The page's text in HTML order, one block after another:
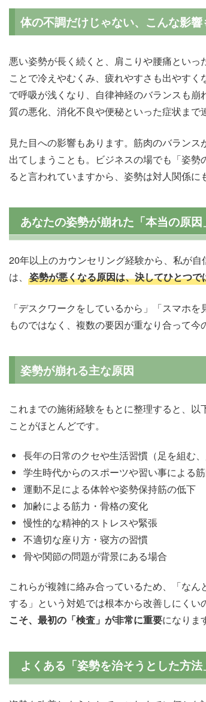
体の不調だけじゃない、こんな影響
悪い姿勢が長く続くと、肩こりや腰痛とい
ことで冷えやむくみ、疲れやすさも出やす
で呼吸が浅くなり、自律神経のバランスも
質の悪化、消化不良や便秘といった症状まで
見た目への影響もあります。筋肉のバラン
出てしまうことも。ビジネスの場でも「姿
ると言われていますから、姿勢は対人関係に
あなたの姿勢が崩れた「本当の原
20年以上のカウンセリング経験から、私が
は、 姿勢が悪くなる原因は、決してひとつで
「デスクワークをしているから」「スマホ
ものではなく、複数の要因が重なり合って今
姿勢が崩れる主な原因
これまでの施術経験をもとに整理すると、
ことがほとんどです。
長年の日常のクセや生活習慣（足を組む
学生時代からのスポーツや習い事による
運動不足による体幹や姿勢保持筋の低下
加齢による筋力・骨格の変化
慢性的な精神的ストレスや緊張
不適切な座り方・寝方の習慣
骨や関節の問題が背景にある場合
これらが複雑に絡み合っているため、「な
する」という対処では根本から改善しにくい
こそ、最初の「検査」が非常に重要になりま
よくある「姿勢を治そうとした方